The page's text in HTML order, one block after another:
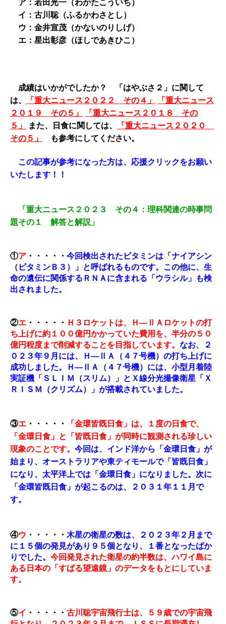
ア：若田光一（わかたこういち）
イ：古川聡（ふるかわさとし）
ウ：金井宣茂（かないのりしげ）
エ：星出彰彦（ほしであきひこ）
成績はいかがでしたか？ 「はやぶさ２」に関して
は、
「重大ニュース２０２２ その４」
「重大ニュース
２０１９ その５」
「重大ニュース２０１８ その
５」
また、日食に関しては、
「重大ニュース２０２０
その５」
も参考にしてください。
この記事が参考になった方は、応援クリックをお願い
いたします！！
「重大ニュース２０２３ その４：理科関連の時事問
題その１ 解答と解説」
①ア ・・・・・ 今回検出されたビタミンは「ナイアシン
（ビタミンＢ３）」と呼ばれるものです。この他に、生
命の遺伝に関係するＲＮＡに含まれる「ウラシル」も検
出されました。
②エ ・・・・・ Ｈ３ロケットは、Ｈ―ⅡＡロケットの打
ち上げに約１００億円かかっていた費用を、半分の５０
億円程度まで削減することを目指しています。 なお、２
０２３年９月には、Ｈ―ⅡＡ（４７号機）の打ち上げに
成功しました。Ｈ―ⅡＡ（４７号機）には、小型月着陸
実証機「ＳＬＩＭ（スリム）」とＸ線分光撮像衛星「Ｘ
ＲＩＳＭ（クリズム）」が搭載されていました。
③エ ・・・・・
「金環皆既日食」は、１度の日食で、
「金環日食」と「皆既日食」が同時に観測される珍しい
現象のことです。 今回は、インド洋から「金環日食」が
始まり、オーストラリアや東ティモールで「皆既日食」
になり、太平洋上では「金環日食」になりました。 次に
「金環皆既日食」が起こるのは、２０３１年１１月で
す。
④ウ ・・・・・ 木星の衛星の数は、２０２３年２月まで
に１５個の発見があり９５個となり、１番となったばか
りでした。 今回発見された衛星の約半数は、ハワイ島に
ある日本の「すばる望遠鏡」のデータをもとにしていま
す。
⑤イ ・・・・・ 古川聡宇宙飛行士は、５９歳での宇宙飛